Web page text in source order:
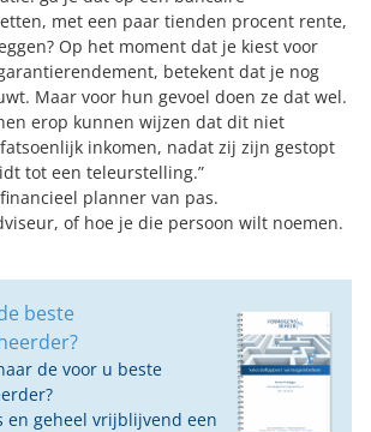
met een paar tienden procent rente,
Op het moment dat je kiest voor
betekent dat je nog
Maar voor hun gevoel doen ze dat wel.
erop kunnen wijzen dat dit niet
inkomen, nadat zij zijn gestopt
tot een teleurstelling.”
planner van pas.
of hoe je die persoon wilt noemen.
beste
de voor u beste
en geheel vrijblijvend een